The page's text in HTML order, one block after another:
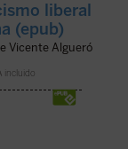
liberal
(epub)
Vicente Algueró
incluido